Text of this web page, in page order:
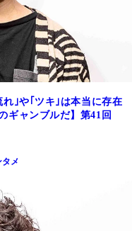
｣や｢ツキ｣は本当に存在
ギャンブルだ】第41回
タメ